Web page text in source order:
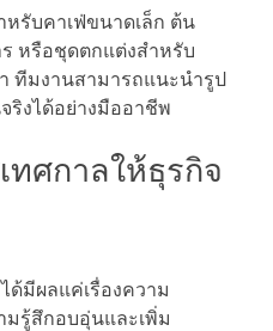
รับคาเฟ่ขนาดเล็ก ต้น
หรือชุดตกแต่งสำหรับ
ทีมงานสามารถแนะนำรูป
ริงได้อย่างมืออาชีพ
ทศกาลให้ธุรกิจ
ด้มีผลแค่เรื่องความ
มรู้สึกอบอุ่นและเพิ่ม